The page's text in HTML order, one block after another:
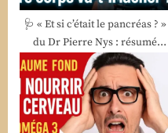
🩺 « Et si c’était le pancréas ? »
du Dr Pierre Nys : résumé
complet pour sauver votre
métabolisme